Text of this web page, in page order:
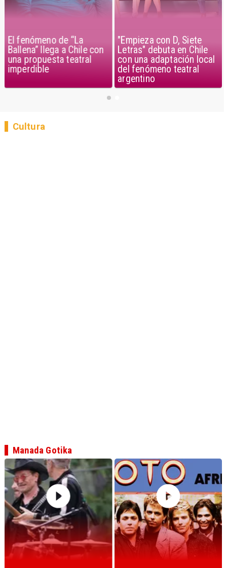
El fenómeno de “La
Ballena” llega a Chile con
una propuesta teatral
imperdible
"Empieza con D, Siete
Letras" debuta en Chile
con una adaptación local
del fenómeno teatral
argentino
Cultura
Manada Gotika